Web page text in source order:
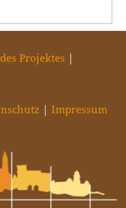
Projektes
Impressum